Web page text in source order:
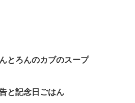
とろんのカブのスープ
と記念日ごはん